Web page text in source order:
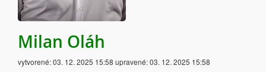
Milan Oláh
vytvorené:03. 12. 2025 15:58 upravené:03. 12. 2025 15:58